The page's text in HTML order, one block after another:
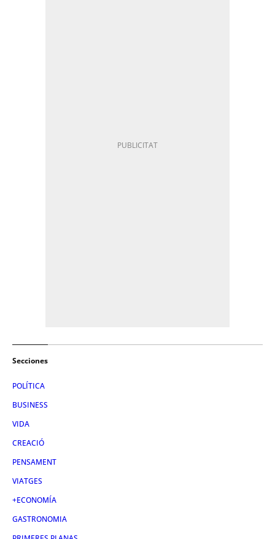
Secciones
POLÍTICA
BUSINESS
VIDA
CREACIÓ
PENSAMENT
VIATGES
+ECONOMÍA
GASTRONOMIA